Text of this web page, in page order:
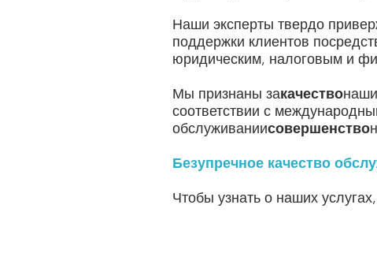
Наши эксперты твердо
поддержки клиентов
юридическим, налоговым и
Мы признаны закачество
соответствии с
обслуживаниисовершенство
Безупречное качество
Чтобы узнать о наших